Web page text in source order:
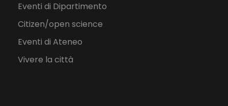
Eventi di Dipartimento
Citizen/open science
Eventi di Ateneo
Vivere la città